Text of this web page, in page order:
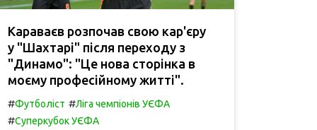
Караваєв розпочав свою кар'єру
у "Шахтарі" після переходу з
"Динамо": "Це нова сторінка в
моєму професійному житті".
#Футболіст #Ліга чемпіонів УЄФА
#Суперкубок УЄФА